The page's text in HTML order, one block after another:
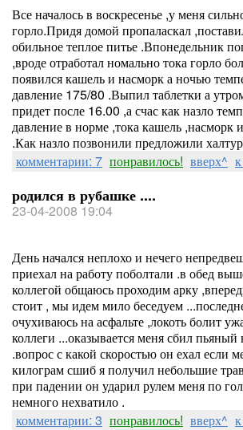
Все началось в воскресенье ,у меня
горло.Придя домой пропаласкал
обильное теплое питье .Впонедельник
,вроде отработал номально тока горло
появился кашель и насморк а ночью
давление 175/80 .Выпил таблетки а
придет после 16.00 ,а счас как назло
давление в норме ,тока кашель ,насморк
.Как назло позвонили предложили
комментарии: 7 понравилось! вверх^
родился в рубашке ....
23-04-2008 19:04
День начался неплохо и нечего
приехал на работу поболтали .в обед
коллегой общаюсь проходим арку
стоит , мы идем мило беседуем
очухиваюсь на асфальте ,локоть болит
коллеги ...оказывается меня сбил пьяный
.вопрос с какой скоростью он ехал если
килограм сшиб я получил небольшие
при падении он ударил рулем меня по
немного нехватило .
комментарии: 3 понравилось! вверх^